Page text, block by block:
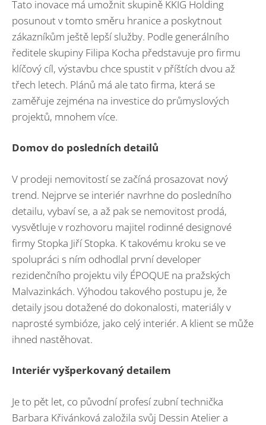
Tato inovace má umožnit skupině KKIG Holding
posunout v tomto směru hranice a poskytnout
zákazníkům ještě lepší služby. Podle generálního
ředitele skupiny Filipa Kocha představuje pro firmu
klíčový cíl, výstavbu chce spustit v příštích dvou až
třech letech. Plánů má ale tato firma, která se
zaměřuje zejména na investice do průmyslových
projektů, mnohem více.
Domov do posledních detailů
V prodeji nemovitostí se začíná prosazovat nový
trend. Nejprve se interiér navrhne do posledního
detailu, vybaví se, a až pak se nemovitost prodá,
vysvětluje v rozhovoru majitel rodinné designové
firmy Stopka Jiří Stopka. K takovému kroku se ve
spolupráci s ním odhodlal první developer
rezidenčního projektu vily ÉPOQUE na pražských
Malvazinkách. Výhodou takového postupu je, že
detaily jsou dotažené do dokonalosti, materiály v
naprosté symbióze, jako celý interiér. A klient se může
ihned nastěhovat.
Interiér vyšperkovaný detailem
Je to pět let, co původní profesí zubní technička
Barbara Křivánková založila svůj Dessin Atelier a